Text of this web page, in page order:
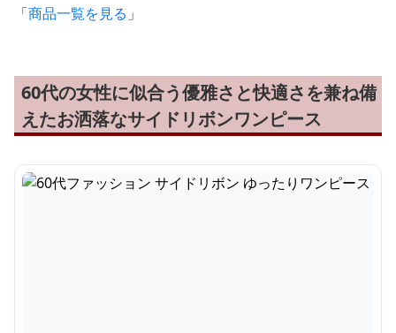
「商品一覧を見る 」
60代の女性に似合う優雅さと快適さを兼ね備
えたお洒落なサイドリボンワンピース